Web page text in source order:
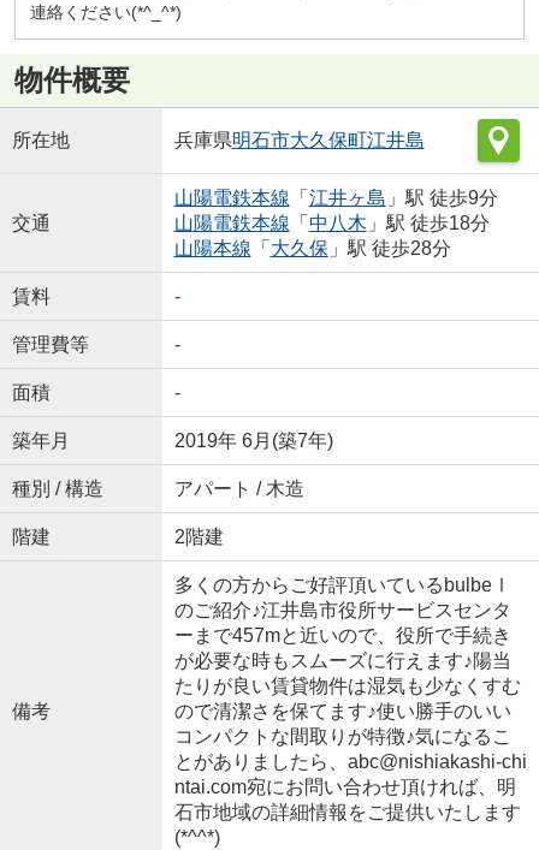
連絡ください(*^_^*)
物件概要
所在地 兵庫県明石市大久保町江井島
交通
山陽電鉄本線 「 江井ヶ島 」駅 徒歩9分
山陽電鉄本線 「 中八木 」駅 徒歩18分
山陽本線 「 大久保 」駅 徒歩28分
賃料 -
管理費等 -
面積 -
築年月 2019年 6月(築7年)
種別 / 構造 アパート / 木造
階建 2階建
備考
多くの方からご好評頂いているbulbeⅠ
のご紹介♪江井島市役所サービスセンタ
ーまで457mと近いので、役所で手続き
が必要な時もスムーズに行えます♪陽当
たりが良い賃貸物件は湿気も少なくすむ
ので清潔さを保てます♪使い勝手のいい
コンパクトな間取りが特徴♪気になるこ
とがありましたら、abc@nishiakashi-chi
ntai.com宛にお問い合わせ頂ければ、明
石市地域の詳細情報をご提供いたします
(*^^*)